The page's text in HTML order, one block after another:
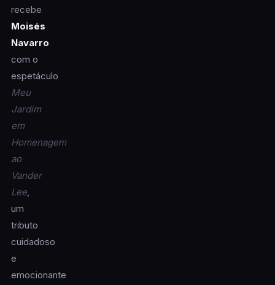
recebe
Moisés
Navarro
com o
espetáculo
Meu
Jardim
em
Homenagem
ao
Vander
Lee,
um
tributo
cuidadoso
e
emocionante